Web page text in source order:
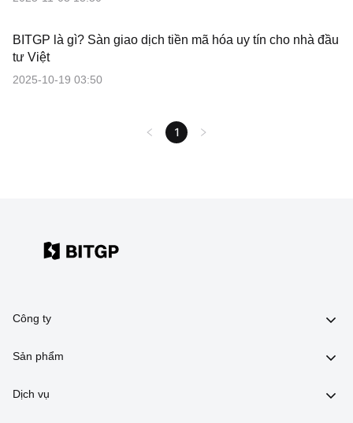
BITGP là gì? Sàn giao dịch tiền mã hóa uy tín cho nhà đầu
tư Việt
2025-10-19 03:50
1
Công ty
Sản phẩm
Dịch vụ